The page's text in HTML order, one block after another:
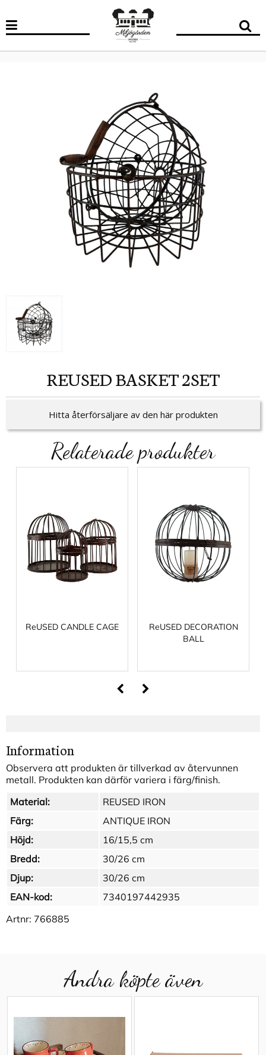
REUSED BASKET 2SET
Hitta återförsäljare av den här produkten
Relaterade produkter
ReUSED CANDLE CAGE
ReUSED DECORATION
BALL
Information
Observera att produkten är tillverkad av återvunnen
metall. Produkten kan därför variera i färg/finish.
Material:
REUSED IRON
Färg:
ANTIQUE IRON
Höjd:
16/15,5 cm
Bredd:
30/26 cm
Djup:
30/26 cm
EAN-kod:
7340197442935
Artnr: 766885
Andra köpte även